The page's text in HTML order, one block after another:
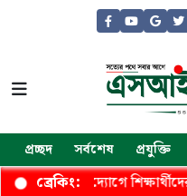
প্রচ্ছদ সর্বশেষ প্রযুক্তি
ব্রেকিং:
উউদ্যোগে শিক্ষার্থীদের